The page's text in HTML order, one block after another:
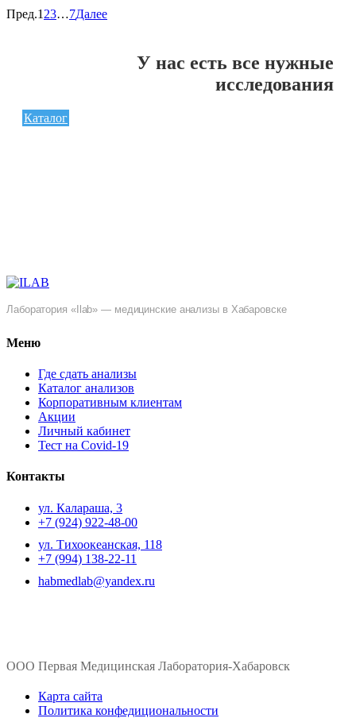
Пред.1 23…7Далее
У нас есть все нужные
исследования
Каталог
Лаборатория «Ilab» — медицинские анализы в Хабаровске
Меню
Где сдать анализы
Каталог анализов
Корпоративным клиентам
Акции
Личный кабинет
Тест на Covid-19
Контакты
ул. ​Калараша, 3
+7 (924) 922-48-00
ул. ​Тихоокеанская, 118
+7 (994) 138-22-11
habmedlab@yandex.ru
ООО Первая Медицинская Лаборатория-Хабаровск
Карта сайта
Политика конфедициональности